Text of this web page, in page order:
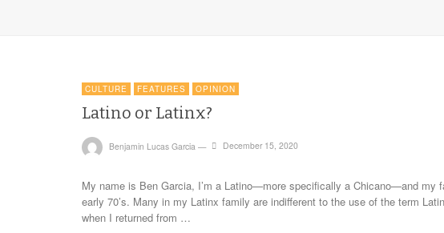
CULTURE FEATURES OPINION
Latino or Latinx?
Benjamin Lucas Garcia — December 15, 2020
My name is Ben Garcia, I’m a Latino—more specifically a Chicano—and my
early 70’s. Many in my Latinx family are indifferent to the use of the term
when I returned from …